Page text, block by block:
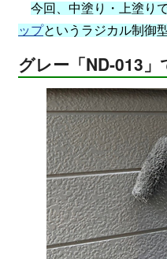
今回、中塗り・上塗り
ップというラジカル制御
グレー「ND-013」